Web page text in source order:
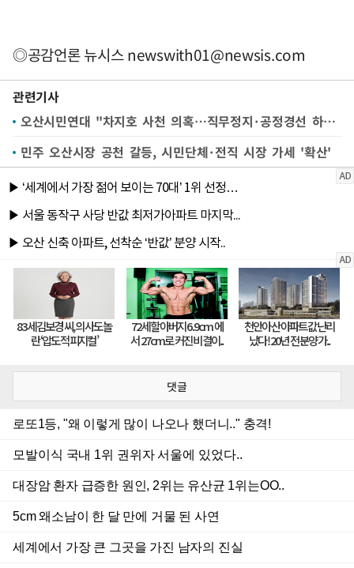
◎공감언론 뉴시스newswith01@newsis.com
관련기사
오산시민연대 "차지호 사천 의혹…직무정지·공정경선 하라" 기습 시위
민주 오산시장 공천 갈등, 시민단체·전직 시장 가세 '확산'
댓글